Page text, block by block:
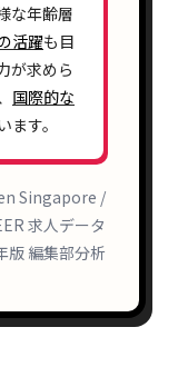
な年齢層
活躍も目
が求めら
国際的な
ます。
Singapore /
求人データ
版 編集部分析